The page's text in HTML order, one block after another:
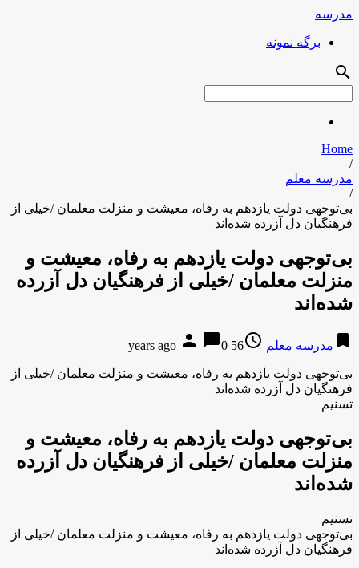
مدرسه
برگه نمونه
search
Home
/
مدرسه معلم
/
بی‌توجهی دولت یازدهم به رفاه، معیشت و منزلت معلمان /خیلی از
فرهنگیان دل آزرده شده‌اند
بی‌توجهی دولت یازدهم به رفاه، معیشت و
منزلت معلمان /خیلی از فرهنگیان دل آزرده
شده‌اند
bookmark مدرسه معلم access_time
56 years ago
person chat_bubble0
بی‌توجهی دولت یازدهم به رفاه، معیشت و منزلت معلمان /خیلی از
فرهنگیان دل آزرده شده‌اند
تسنیم
بی‌توجهی دولت یازدهم به رفاه، معیشت و
منزلت معلمان /خیلی از فرهنگیان دل آزرده
شده‌اند
تسنیم
بی‌توجهی دولت یازدهم به رفاه، معیشت و منزلت معلمان /خیلی از
فرهنگیان دل آزرده شده‌اند